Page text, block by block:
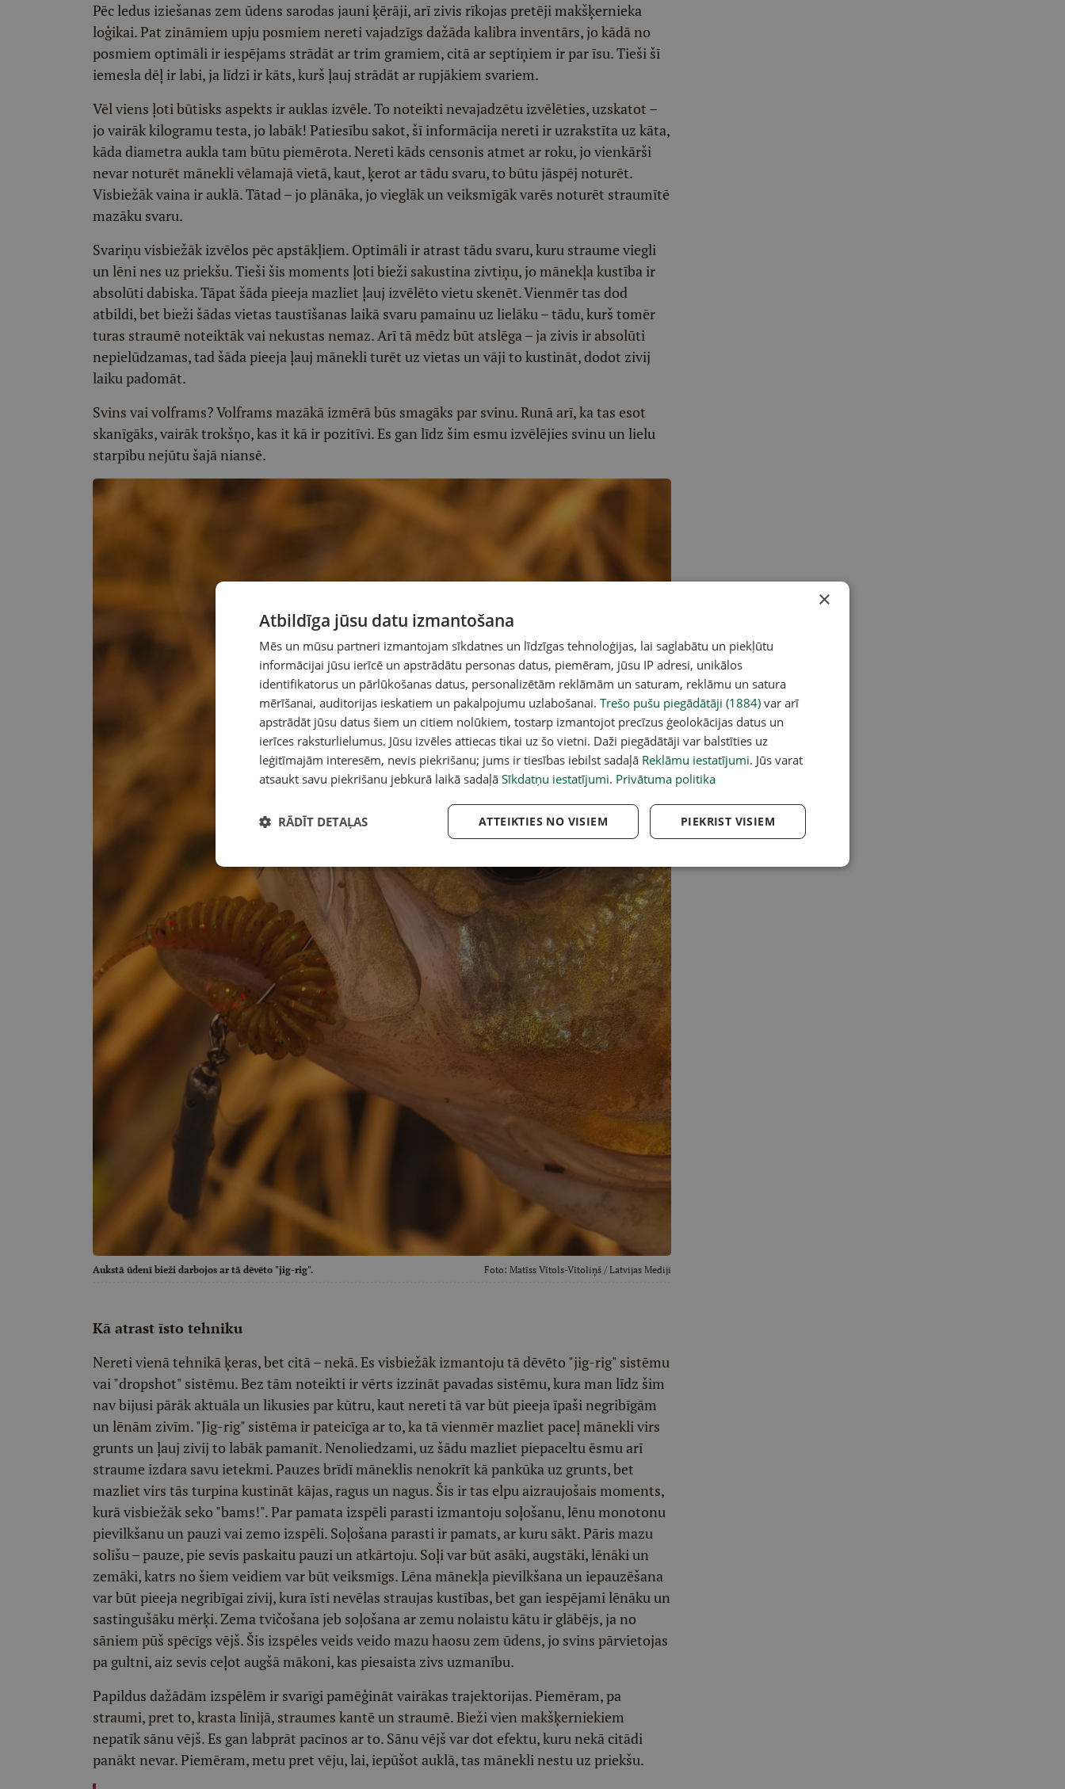
Pēc ledus iziešanas zem ūdens sarodas jauni ķērāji, arī zivis rīkojas pretēji makšķernieka
loģikai. Pat zināmiem upju posmiem nereti vajadzīgs dažāda kalibra inventārs, jo kādā no
posmiem optimāli ir iespējams strādāt ar trim gramiem, citā ar septiņiem ir par īsu. Tieši šī
iemesla dēļ ir labi, ja līdzi ir kāts, kurš ļauj strādāt ar rupjākiem svariem.
Vēl viens ļoti būtisks aspekts ir auklas izvēle. To noteikti nevajadzētu izvēlēties, uzskatot –
jo vairāk kilogramu testa, jo labāk! Patiesību sakot, šī informācija nereti ir uzrakstīta uz kāta,
kāda diametra aukla tam būtu piemērota. Nereti kāds censonis atmet ar roku, jo vienkārši
nevar noturēt mānekli vēlamajā vietā, kaut, ķerot ar tādu svaru, to būtu jāspēj noturēt.
Visbiežāk vaina ir auklā. Tātad – jo plānāka, jo vieglāk un veiksmīgāk varēs noturēt straumītē
mazāku svaru.
Svariņu visbiežāk izvēlos pēc apstākļiem. Optimāli ir atrast tādu svaru, kuru straume viegli
un lēni nes uz priekšu. Tieši šis moments ļoti bieži sakustina zivtiņu, jo mānekļa kustība ir
absolūti dabiska. Tāpat šāda pieeja mazliet ļauj izvēlēto vietu skenēt. Vienmēr tas dod
atbildi, bet bieži šādas vietas taustīšanas laikā svaru pamainu uz lielāku – tādu, kurš tomēr
turas straumē noteiktāk vai nekustas nemaz. Arī tā mēdz būt atslēga – ja zivis ir absolūti
nepielūdzamas, tad šāda pieeja ļauj mānekli turēt uz vietas un vāji to kustināt, dodot zivij
laiku padomāt.
Svins vai volframs? Volframs mazākā izmērā būs smagāks par svinu. Runā arī, ka tas esot
skanīgāks, vairāk trokšņo, kas it kā ir pozitīvi. Es gan līdz šim esmu izvēlējies svinu un lielu
starpību nejūtu šajā niansē.
Aukstā ūdenī bieži darbojos ar tā dēvēto "jig-rig". Foto: Matīss Vītols-Vītoliņš / Latvijas Mediji
Kā atrast īsto tehniku
Nereti vienā tehnikā ķeras, bet citā – nekā. Es visbiežāk izmantoju tā dēvēto "jig-rig" sistēmu
vai "dropshot" sistēmu. Bez tām noteikti ir vērts izzināt pavadas sistēmu, kura man līdz šim
nav bijusi pārāk aktuāla un likusies par kūtru, kaut nereti tā var būt pieeja īpaši negribīgām
un lēnām zivīm. "Jig-rig" sistēma ir pateicīga ar to, ka tā vienmēr mazliet paceļ mānekli virs
grunts un ļauj zivij to labāk pamanīt. Nenoliedzami, uz šādu mazliet piepaceltu ēsmu arī
straume izdara savu ietekmi. Pauzes brīdī māneklis nenokrīt kā pankūka uz grunts, bet
mazliet virs tās turpina kustināt kājas, ragus un nagus. Šis ir tas elpu aizraujošais moments,
kurā visbiežāk seko "bams!". Par pamata izspēli parasti izmantoju soļošanu, lēnu monotonu
pievilkšanu un pauzi vai zemo izspēli. Soļošana parasti ir pamats, ar kuru sākt. Pāris mazu
solīšu – pauze, pie sevis paskaitu pauzi un atkārtoju. Soļi var būt asāki, augstāki, lēnāki un
zemāki, katrs no šiem veidiem var būt veiksmīgs. Lēna mānekļa pievilkšana un iepauzēšana
var būt pieeja negribīgai zivij, kura īsti nevēlas straujas kustības, bet gan iespējami lēnāku un
sastingušāku mērķi. Zema tvičošana jeb soļošana ar zemu nolaistu kātu ir glābējs, ja no
sāniem pūš spēcīgs vējš. Šis izspēles veids veido mazu haosu zem ūdens, jo svins pārvietojas
pa gultni, aiz sevis ceļot augšā mākoni, kas piesaista zivs uzmanību.
Papildus dažādām izspēlēm ir svarīgi pamēģināt vairākas trajektorijas. Piemēram, pa
straumi, pret to, krasta līnijā, straumes kantē un straumē. Bieži vien makšķerniekiem
nepatīk sānu vējš. Es gan labprāt pacīnos ar to. Sānu vējš var dot efektu, kuru nekā citādi
panākt nevar. Piemēram, metu pret vēju, lai, iepūšot auklā, tas mānekli nestu uz priekšu.
×
Atbildīga jūsu datu izmantošana
Mēs un mūsu partneri izmantojam sīkdatnes un līdzīgas tehnoloģijas, lai saglabātu un piekļūtu
informācijai jūsu ierīcē un apstrādātu personas datus, piemēram, jūsu IP adresi, unikālos
identifikatorus un pārlūkošanas datus, personalizētām reklāmām un saturam, reklāmu un satura
mērīšanai, auditorijas ieskatiem un pakalpojumu uzlabošanai. Trešo pušu piegādātāji (1884) var arī
apstrādāt jūsu datus šiem un citiem nolūkiem, tostarp izmantojot precīzus ģeolokācijas datus un
ierīces raksturlielumus. Jūsu izvēles attiecas tikai uz šo vietni. Daži piegādātāji var balstīties uz
leģitīmajām interesēm, nevis piekrišanu; jums ir tiesības iebilst sadaļā Reklāmu iestatījumi. Jūs varat
atsaukt savu piekrišanu jebkurā laikā sadaļā Sīkdatņu iestatījumi. Privātuma politika
PIEKRIST VISIEM
ATTEIKTIES NO VISIEM
RĀDĪT DETAĻAS